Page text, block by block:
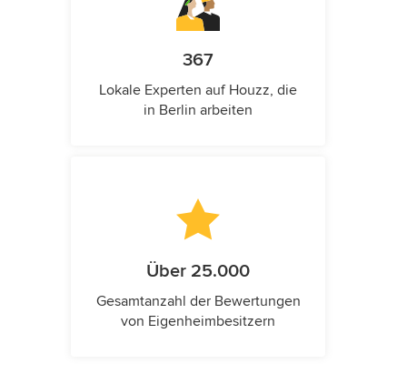
367
Lokale Experten auf Houzz, die
in Berlin arbeiten
Über 25.000
Gesamtanzahl der Bewertungen
von Eigenheimbesitzern